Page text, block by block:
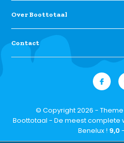
Over Boottotaal
Contact
© Copyright 2026 - Theme
Boottotaal - De meest complete
Benelux ! 9,0